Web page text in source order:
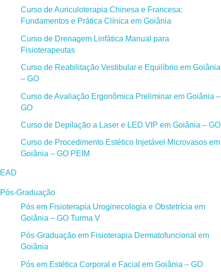
Curso de Auriculoterapia Chinesa e Francesa:
Fundamentos e Prática Clínica em Goiânia
Curso de Drenagem Linfática Manual para
Fisioterapeutas
Curso de Reabilitação Vestibular e Equilíbrio em Goiânia
– GO
Curso de Avaliação Ergonômica Preliminar em Goiânia –
GO
Curso de Depilação a Laser e LED VIP em Goiânia – GO
Curso de Procedimento Estético Injetável Microvasos em
Goiânia – GO PEIM
EAD
Pós-Graduação
Pós em Fisioterapia Uroginecologia e Obstetrícia em
Goiânia – GO Turma V
Pós-Graduação em Fisioterapia Dermatofuncional em
Goiânia
Pós em Estética Corporal e Facial em Goiânia – GO